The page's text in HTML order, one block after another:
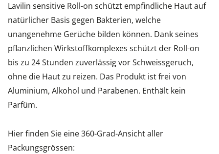
Lavilin sensitive Roll-on schützt empfindliche Haut auf
natürlicher Basis gegen Bakterien, welche
unangenehme Gerüche bilden können. Dank seines
pflanzlichen Wirkstoffkomplexes schützt der Roll-on
bis zu 24 Stunden zuverlässig vor Schweissgeruch,
ohne die Haut zu reizen. Das Produkt ist frei von
Aluminium, Alkohol und Parabenen. Enthält kein
Parfüm.
Hier finden Sie eine 360-Grad-Ansicht aller
Packungsgrössen: